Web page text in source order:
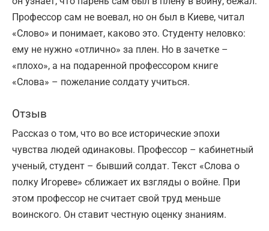
Профессор сам не воевал, но он был в Киеве, читал
«Слово» и понимает, каково это. Студенту неловко:
ему не нужно «отлично» за плен. Но в зачетке –
«плохо», а на подаренной профессором книге
«Слова» – пожелание солдату учиться.
Отзыв
Рассказ о том, что во все исторические эпохи
чувства людей одинаковы. Профессор – кабинетный
ученый, студент – бывший солдат. Текст «Слова о
полку Игореве» сближает их взгляды о войне. При
этом профессор не считает свой труд меньше
воинского. Он ставит честную оценку знаниям.